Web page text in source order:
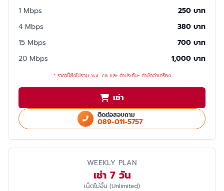
1 Mbps
250 บาท
4 Mbps
380 บาท
15 Mbps
700 บาท
20 Mbps
1,000 บาท
* ราคานี้ยังไม่รวม Vat 7% และ ค่าประกัน- ค่ามัดจำเครื่อง
เช่า
ติดต่อสอบถาม
089-011-5757
WEEKLY PLAN
เช่า 7 วัน
เน็ตไม่อั้น (Unlimited)